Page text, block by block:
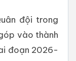
đội trong
vào thành
đoạn 2026-